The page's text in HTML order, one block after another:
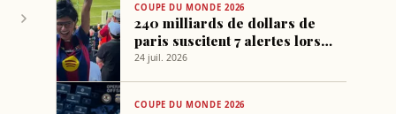
COUPE DU MONDE 2026
240 milliards de dollars de
paris suscitent 7 alertes lors
du Mondial 2026
24 juil. 2026
COUPE DU MONDE 2026